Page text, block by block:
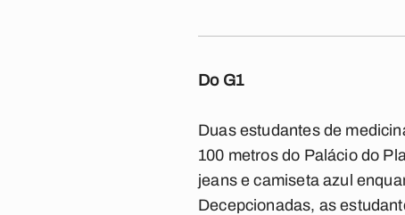
Do G1
Duas estudantes de
100 metros do Palácio do
jeans e camiseta azul
Decepcionadas, as